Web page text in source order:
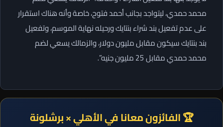
محمد حمدي، ليتواجد بجانب أحمد فتوح، خاصة وأنه هناك استقرار
على عدم تفعيل بند شراء بنتايك ورحيله نهاية الموسم، وتفعيل
بند بنتايك سيكون مقابل مليون دولار، والزمالك يسعي لضم
محمد حمدي مقابل 25 مليون جنيه”.
🏆 الفائزون معانا في الأهلي × برشلونة